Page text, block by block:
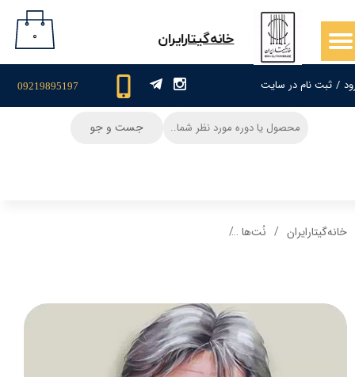
/ ثبت نام در سایت
حساب کاربری من
سفارشات
09219895197
​خانه‌گیتار‌ایران ۰
جست و جو
خانه‌گیتار‌ایران نُت‌ها